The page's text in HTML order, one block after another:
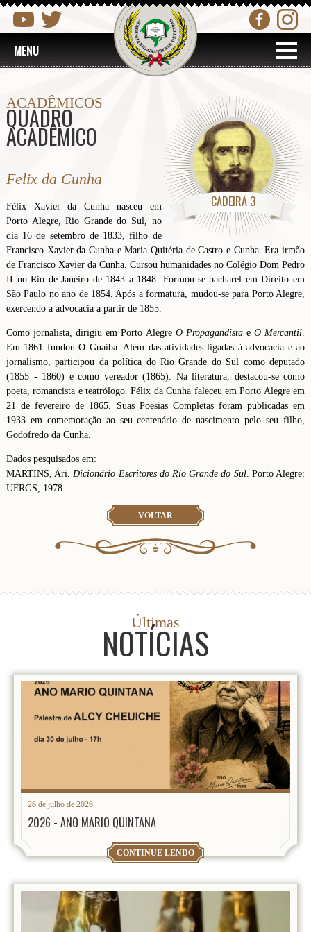
MENU
CADEIRA 3
ACADÊMICOS
QUADRO
ACADÊMICO
Felix da Cunha
Félix Xavier da Cunha nasceu em
Porto Alegre, Rio Grande do Sul, no
dia 16 de setembro de 1833, filho de
Francisco Xavier da Cunha e Maria Quitéria de Castro e Cunha. Era irmão
de Francisco Xavier da Cunha. Cursou humanidades no Colégio Dom Pedro
II no Rio de Janeiro de 1843 a 1848. Formou-se bacharel em Direito em
São Paulo no ano de 1854. Após a formatura, mudou-se para Porto Alegre,
exercendo a advocacia a partir de 1855.
Como jornalista, dirigiu em Porto Alegre O Propagandistae O Mercantil.
Em 1861 fundou O Guaíba. Além das atividades ligadas à advocacia e ao
jornalismo, participou da política do Rio Grande do Sul como deputado
(1855 - 1860) e como vereador (1865). Na literatura, destacou-se como
poeta, romancista e teatrólogo. Félix da Cunha faleceu em Porto Alegre em
21 de fevereiro de 1865. Suas Poesias Completas foram publicadas em
1933 em comemoração ao seu centenário de nascimento pelo seu filho,
Godofredo da Cunha.
Dados pesquisados em:
MARTINS, Ari.Dicionário Escritores do Rio Grande do Sul. Porto Alegre:
UFRGS, 1978.
VOLTAR
Últimas
NOTÍCIAS
26 de julho de 2026
2026 - ANO MARIO QUINTANA
CONTINUE LENDO